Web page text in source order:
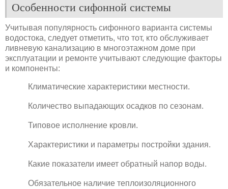
Особенности сифонной системы
Учитывая популярность сифонного варианта системы
водостока, следует отметить, что тот, кто обслуживает
ливневую канализацию в многоэтажном доме при
эксплуатации и ремонте учитывают следующие факторы
и компоненты:
Климатические характеристики местности.
Количество выпадающих осадков по сезонам.
Типовое исполнение кровли.
Характеристики и параметры постройки здания.
Какие показатели имеет обратный напор воды.
Обязательное наличие теплоизоляционного